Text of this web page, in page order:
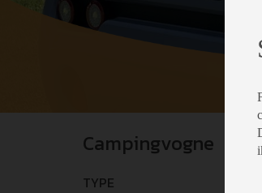
Campingvogne
TYPE